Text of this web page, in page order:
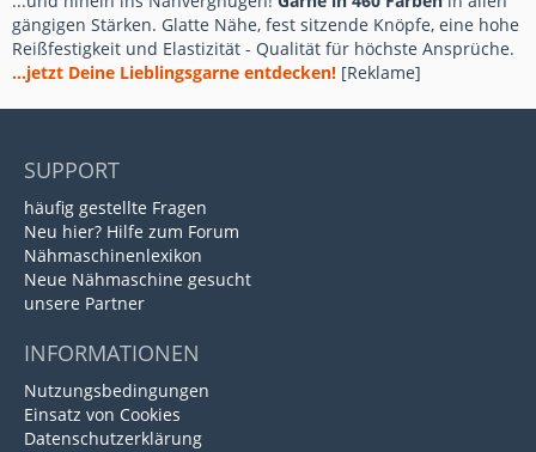
gängigen Stärken. Glatte Nähe, fest sitzende Knöpfe, eine hohe
Reißfestigkeit und Elastizität - Qualität für höchste Ansprüche.
...jetzt Deine Lieblingsgarne entdecken! [Reklame]
SUPPORT
häufig gestellte Fragen
Neu hier? Hilfe zum Forum
Nähmaschinenlexikon
Neue Nähmaschine gesucht
unsere Partner
INFORMATIONEN
Nutzungsbedingungen
Einsatz von Cookies
Datenschutzerklärung